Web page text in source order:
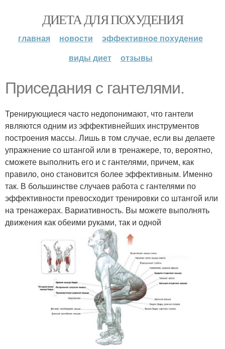
ДИЕТА ДЛЯ ПОХУДЕНИЯ
главная новости
эффективное похудение
виды диет
отзывы
Приседания с гантелями.
Тренирующиеся часто недопонимают, что гантели
являются одним из эффективнейших инструментов
построения массы. Лишь в том случае, если вы делаете
упражнение со штангой или в тренажере, то, вероятно,
сможете выполнить его и с гантелями, причем, как
правило, оно становится более эффективным. Именно
так. В большинстве случаев работа с гантелями по
эффективности превосходит тренировки со штангой или
на тренажерах. Вариативность. Вы можете выполнять
движения как обеими руками, так и одной